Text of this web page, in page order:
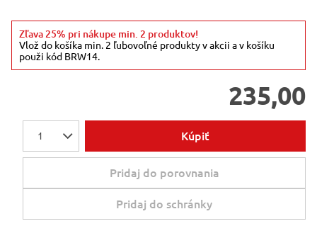
Zľava 25% pri nákupe min. 2 produktov!
Vlož do košíka min. 2 ľubovoľné produkty v akcii a v košíku
použi kód BRW14.
235,00
1 Kúpiť
Pridaj do porovnania
Pridaj do schránky